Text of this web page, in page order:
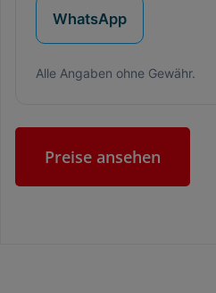
WhatsApp
Alle Angaben ohne Gewähr.
Preise ansehen